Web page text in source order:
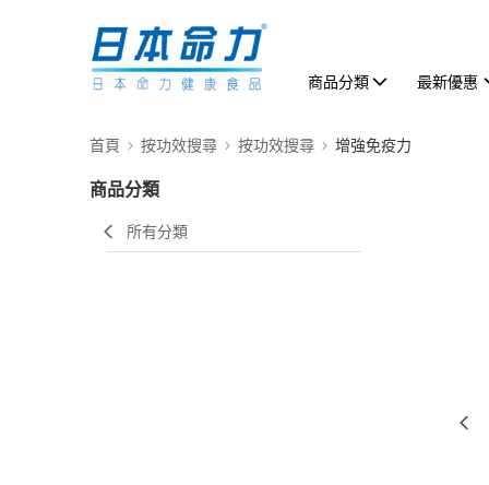
商品分類 最新優惠
首頁 按功效搜尋 按功效搜尋 增強免疫力
商品分類
所有分類